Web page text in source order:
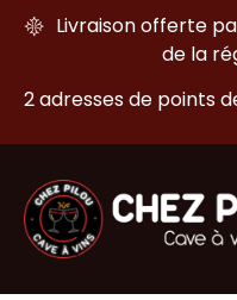
Livraison offerte
de la
2 adresses de points